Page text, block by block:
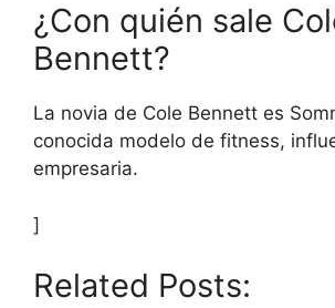
¿Con quién sale
Bennett?
La novia de Cole Bennett es
conocida modelo de fitness,
empresaria.
]
Related Posts: